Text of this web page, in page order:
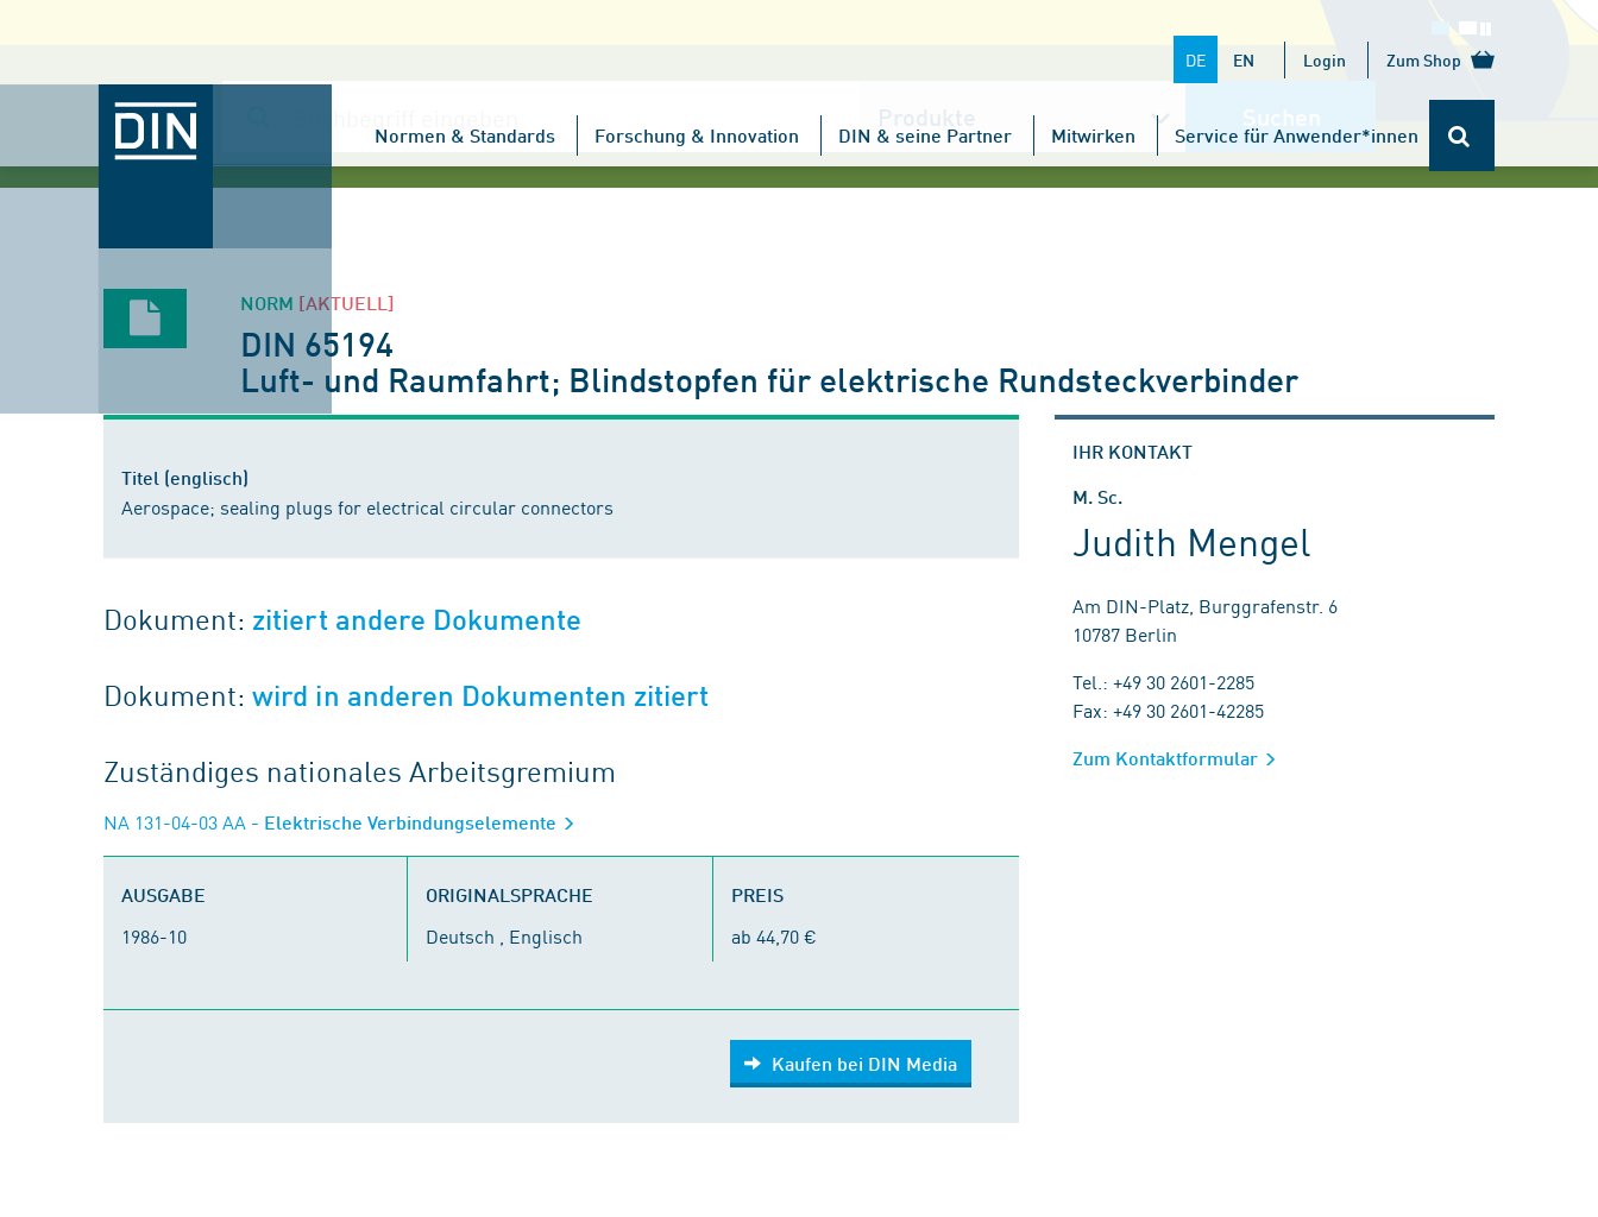
DE EN Login Zum Shop
Normen & Standards Forschung & Innovation DIN & seine Partner Mitwirken Service für Anwender*innen
Suchen
NORM [AKTUELL]
DIN 65194
Luft- und Raumfahrt; Blindstopfen für elektrische Rundsteckverbinder
Titel (englisch)
Aerospace; sealing plugs for electrical circular connectors
Dokument: zitiert andere Dokumente
Dokument:wird in anderen Dokumenten zitiert
Zuständiges nationales Arbeitsgremium
NA 131-04-03 AA - Elektrische Verbindungselemente
AUSGABE
1986-10
ORIGINALSPRACHE
Deutsch , Englisch
PREIS
ab 44,70 €
Kaufen bei DIN Media
IHR KONTAKT
M. Sc.
Judith Mengel
Am DIN-Platz, Burggrafenstr. 6
10787 Berlin
Tel.: +49 30 2601-2285
Fax: +49 30 2601-42285
Zum Kontaktformular